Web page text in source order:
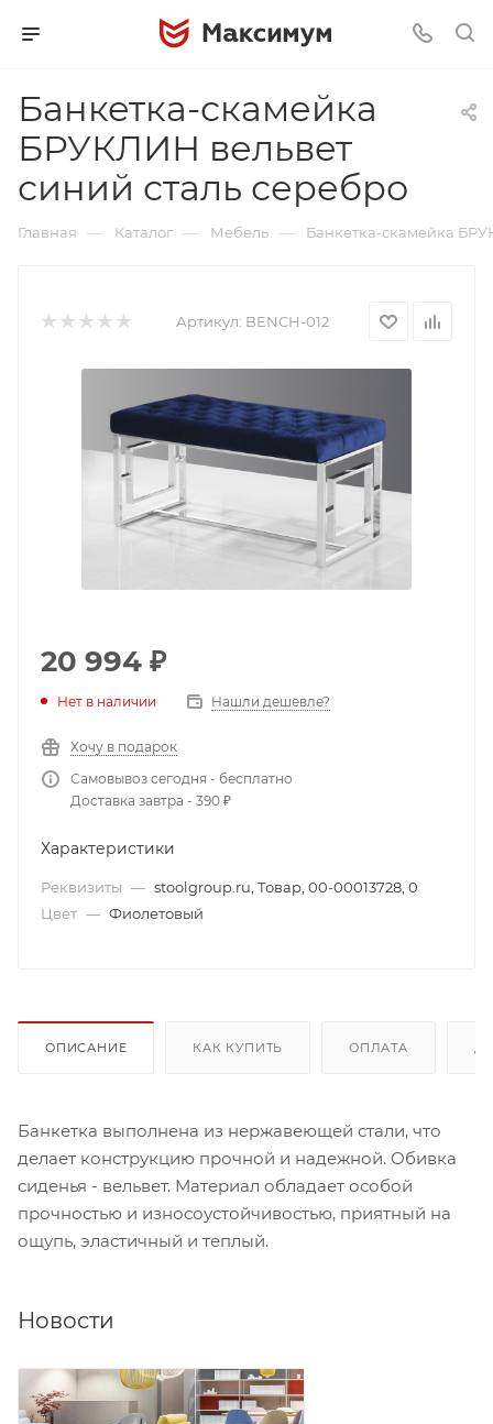
Банкетка-скамейка
БРУКЛИН вельвет
синий сталь серебро
Главная — Каталог — Мебель — Банкетка-скамейка
Артикул: BENCH-012
20 994 ₽
Нет в наличии Нашли дешевле?
Хочу в подарок
Самовывоз сегодня - бесплатно
Доставка завтра - 390 ₽
Характеристики
Реквизиты — stoolgroup.ru, Товар, 00-00013728, 0
Цвет — Фиолетовый
ОПИСАНИЕ КАК КУПИТЬ ОПЛАТА
Банкетка выполнена из нержавеющей стали, что
делает конструкцию прочной и надежной. Обивка
сиденья - вельвет. Материал обладает особой
прочностью и износоустойчивостью, приятный на
ощупь, эластичный и теплый.
Новости